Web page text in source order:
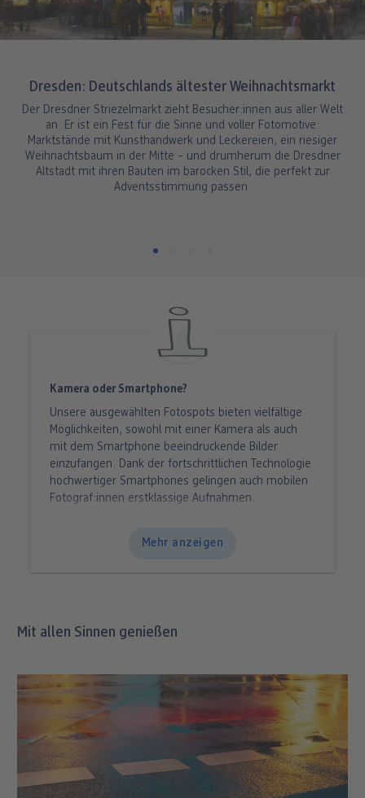
Dresden: Deutschlands ältester Weihnachtsmarkt
Der Dresdner Striezelmarkt zieht Besucher:innen aus aller Welt
an. Er ist ein Fest für die Sinne und voller Fotomotive:
Marktstände mit Kunsthandwerk und Leckereien, ein riesiger
Weihnachtsbaum in der Mitte – und drumherum die Dresdner
Altstadt mit ihren Bauten im barocken Stil, die perfekt zur
Adventsstimmung passen.
Mehr anzeigen
Kamera oder Smartphone?
Unsere ausgewählten Fotospots bieten vielfältige
Möglichkeiten, sowohl mit einer Kamera als auch
mit dem Smartphone beeindruckende Bilder
einzufangen. Dank der fortschrittlichen Technologie
hochwertiger Smartphones gelingen auch mobilen
Fotograf:innen erstklassige Aufnahmen.
Beispiel weit entfernte Tiere per Zoom nah
Digitalkamera: Allrounder favorisieren
In solchen Fällen empfiehlt sich eine richtige
Kamera mit einem „Allround“-Objektiv, das von
Weitwinkel bis Tele alles abdeckt. Achte darauf,
dass Du nicht zu viel einpackst – denn zu viel
Ausrüstung will niemand gern mit sich
Mit allen Sinnen genießen